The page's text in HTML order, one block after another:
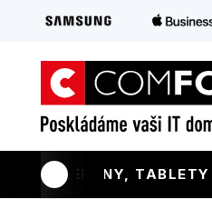
TELEFONY,